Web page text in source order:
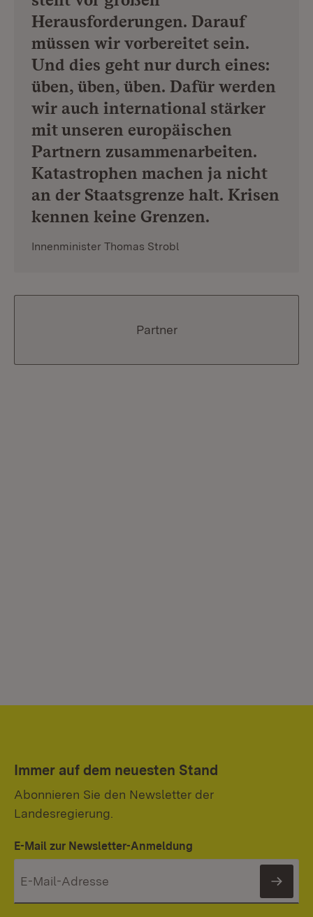
Herausforderungen. Darauf
müssen wir vorbereitet sein.
Und dies geht nur durch eines:
üben, üben, üben. Dafür werden
wir auch international stärker
mit unseren europäischen
Partnern zusammenarbeiten.
Katastrophen machen ja nicht
an der Staatsgrenze halt. Krisen
kennen keine Grenzen.
Innenminister Thomas Strobl
Partner
Immer auf dem neuesten Stand
Abonnieren Sie den Newsletter der
Landesregierung.
E-Mail zur Newsletter-Anmeldung